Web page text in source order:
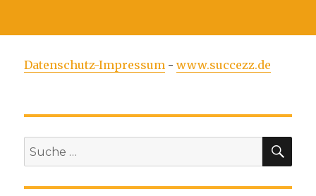
Datenschutz-Impressum -www.succezz.de
Suche
nach: